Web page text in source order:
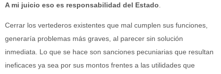
A mi juicio eso es responsabilidad del Estado
Cerrar los vertederos existentes que mal cumplen sus funciones,
generaría problemas más graves, al parecer sin solución
inmediata. Lo que se hace son sanciones pecuniarias que resultan
ineficaces ya sea por sus montos frentes a las utilidades que